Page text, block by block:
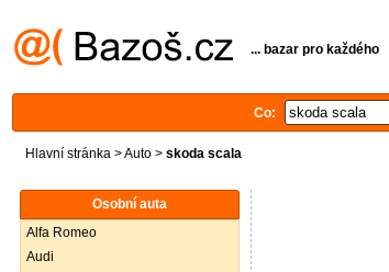
... bazar pro každého
Co:
Hlavní stránka >Auto > skoda scala
Osobní auta
Alfa Romeo
Audi